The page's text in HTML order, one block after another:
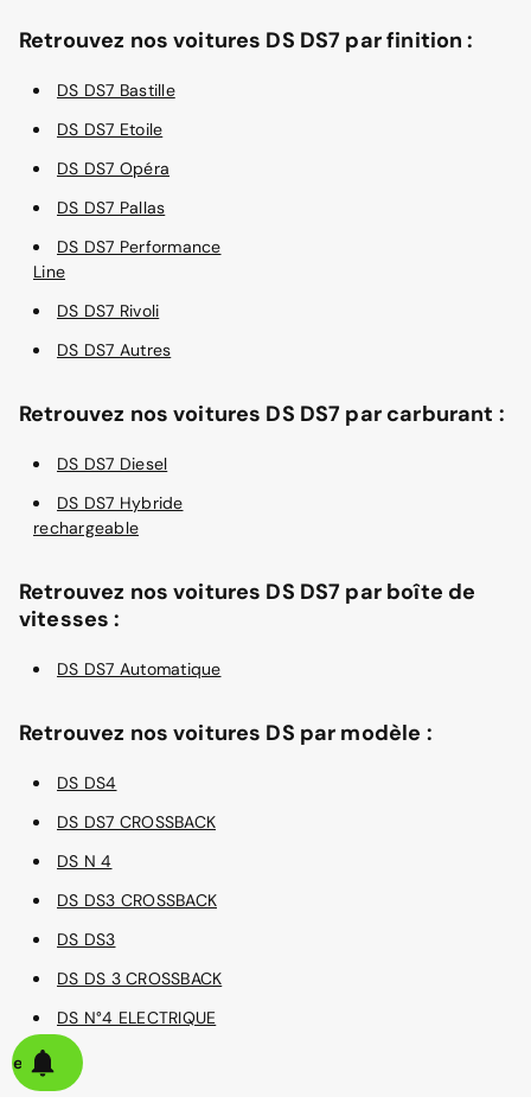
Retrouvez nos voitures DS DS7 par finition :
DS DS7 Bastille
DS DS7 Etoile
DS DS7 Opéra
DS DS7 Pallas
DS DS7 Performance
Line
DS DS7 Rivoli
DS DS7 Autres
Retrouvez nos voitures DS DS7 par carburant :
DS DS7 Diesel
DS DS7 Hybride
rechargeable
Retrouvez nos voitures DS DS7 par boîte de
vitesses :
DS DS7 Automatique
Retrouvez nos voitures DS par modèle :
DS DS4
DS DS7 CROSSBACK
DS N 4
DS DS3 CROSSBACK
DS DS3
DS DS 3 CROSSBACK
DS N°4 ELECTRIQUE